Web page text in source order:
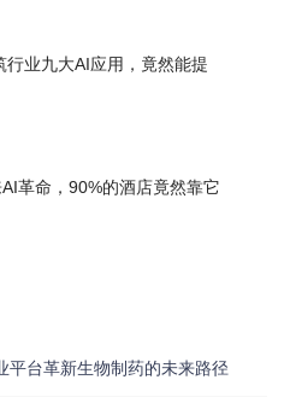
行业九大AI应用，竟然能提
革命，90%的酒店竟然靠它
平台革新生物制药的未来路径